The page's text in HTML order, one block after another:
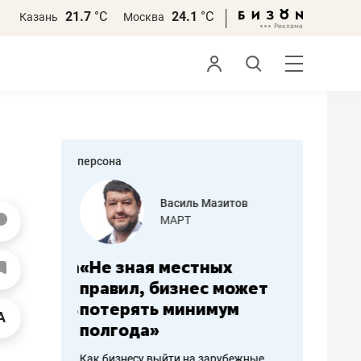
Казань 21.7 °С Москва 24.1 °С
персона
работа
Василь Мазитов
МАРТ
«Не зная местных
правил, бизнес может
потерять минимум
полгода»